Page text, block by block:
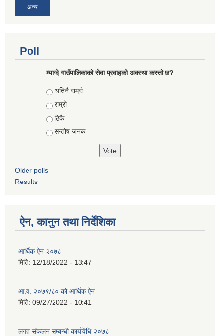
अन्य
Poll
म्याग्दे गाउँपालिकाको सेवा प्रवाहको अवस्था कस्तो छ?
Choices
अतिनै राम्रो
राम्रो
ठिकै
सन्तोष जनक
Older polls
Results
ऐन, कानुन तथा निर्देशिका
आर्थिक ऐन २०७८
मिति: 12/18/2022 - 13:47
आ.व. २०७९/८० को आर्थिक ऐन
मिति: 09/27/2022 - 10:41
लगत संकलन सम्बन्धी कार्यविधि २०७८